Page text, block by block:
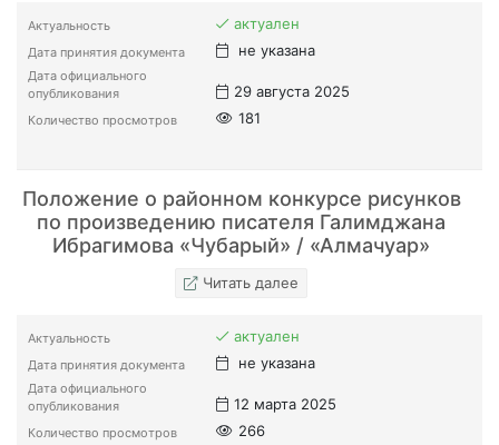
Актуальность актуален
Дата принятия документа не указана
Дата официального
опубликования
29 августа 2025
Количество просмотров 181
Положение о районном конкурсе рисунков
по произведению писателя Галимджана
Ибрагимова «Чубарый» / «Алмачуар»
Читать далее
Актуальность актуален
Дата принятия документа не указана
Дата официального
опубликования
12 марта 2025
Количество просмотров 266